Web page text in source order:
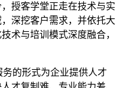
授客学堂正走在技术与实
深挖客户需求，并依托大
术与培训模式深度融合，
务的形式为企业提供人才